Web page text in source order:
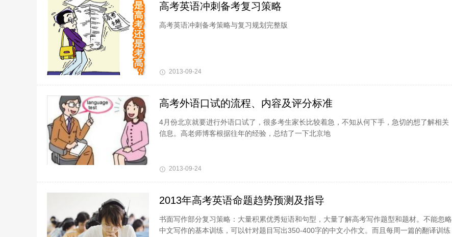
高考英语冲刺备考复习策略
高考英语冲刺备考策略与复习规划完整版
2013-09-24
高考外语口试的流程、内容及评分标准
4月份北京就要进行外语口试了，很多考生家长比较着急，不知从何下手，急切的想了解相关
信息。高老师博客根据往年的经验，总结了一下北京地
2013-09-24
2013年高考英语命题趋势预测及指导
书面写作部分复习策略：大量积累优秀短语和句型，大量了解高考写作题型和题材。不能忽略
中文写作的基本训练，可以针对题目写出350-400字的中文小作文。而且每周一篇的翻译训练